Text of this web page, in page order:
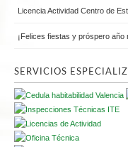
Licencia Actividad Centro de
¡Felices fiestas y próspero año
SERVICIOS